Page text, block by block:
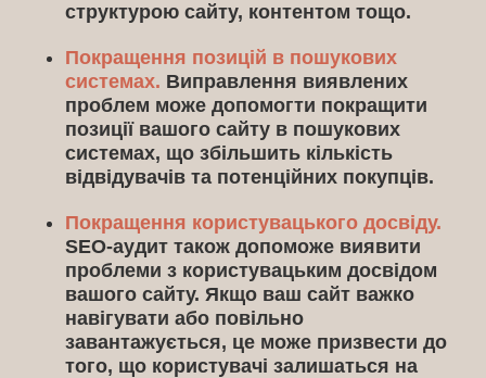
структурою сайту, контентом тощо.
Покращення позицій в пошукових
системах. Виправлення виявлених
проблем може допомогти покращити
позиції вашого сайту в пошукових
системах, що збільшить кількість
відвідувачів та потенційних покупців.
Покращення користувацького досвіду.
SEO-аудит також допоможе виявити
проблеми з користувацьким досвідом
вашого сайту. Якщо ваш сайт важко
навігувати або повільно
завантажується, це може призвести до
того, що користувачі залишаться на